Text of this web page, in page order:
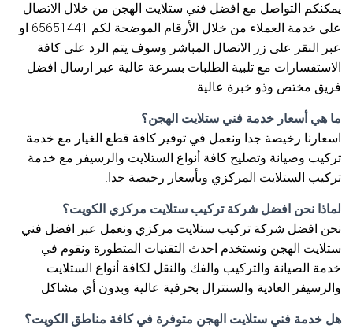
يمكنكم التواصل مع افضل فني ستلايت الهجن من خلال الاتصال
على خدمة العملاء من خلال الأرقام الموضحة لكم 65651441 او
عبر النقر على زر الاتصال المباشر وسوف يتم الرد على كافة
الاستفسارات مع تلبية الطلبات بسرعة عالية عبر ارسال افضل
فريق مختص وذو خبرة عالية.
ما هي أسعار خدمة فني ستلايت الهجن؟
اسعارنا رخيصة جدا ونعمل في توفير كافة قطع الغيار مع خدمة
تركيب وصيانة وتصليح كافة أنواع الستلايت والرسيفر مع خدمة
تركيب الستلايت المركزي وبأسعار رخيصة جدا.
لماذا نحن افضل شركة تركيب ستلايت مركزي الكويت؟
نحن افضل شركة تركيب ستلايت مركزي ونعمل عبر افضل فني
ستلايت الهجن ونستخدم احدث التقنيات المتطورة ونقوم في
خدمة الصيانة والتركيب والفك والنقل لكافة أنواع الستلايت
والرسيفر العادية والسنترال بحرفية عالية وبدون أي مشاكل
هل خدمة فني ستلايت الهجن متوفرة في كافة مناطق الكويت؟